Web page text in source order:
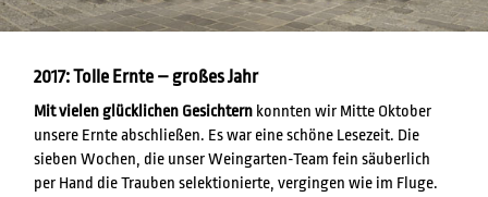
2017: Tolle Ernte – großes Jahr
Mit vielen glücklichen Gesichtern konnten wir Mitte Oktober
unsere Ernte abschließen. Es war eine schöne Lesezeit. Die
sieben Wochen, die unser Weingarten-Team fein säuberlich
per Hand die Trauben selektionierte, vergingen wie im Fluge.